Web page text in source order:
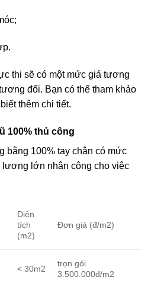
thi sẽ có một mức giá tương
đối. Bạn có thể tham khảo
thêm chi tiết.
100% thủ công
bằng 100% tay chân có mức
lượng lớn nhân công cho việc
Diện
tích
(m2)
Đơn giá (đ/m2)
< 30m2
trọn gói
3.500.000đ/m2